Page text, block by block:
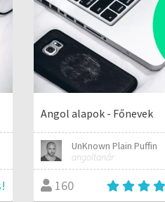
Angol alapok - Főnevek
UnKnown Plain Puffin
angoltanár
160